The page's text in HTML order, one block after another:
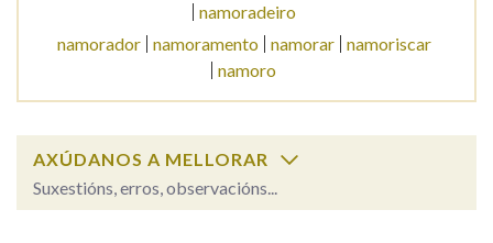
LIMPAR
namoradeiro
namorador
namoramento namorar
namoriscar
namoro
AXÚDANOS A MELLORAR
Suxestións, erros, observacións...